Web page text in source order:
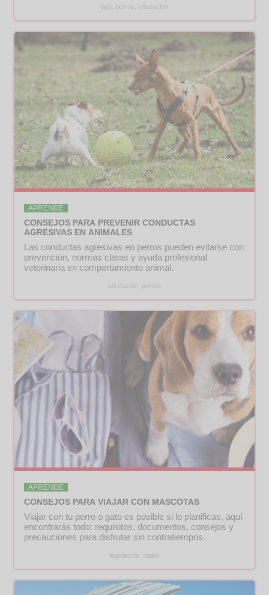
ppp, perros, educación
APRENDE
CONSEJOS PARA PREVENIR CONDUCTAS
AGRESIVAS EN ANIMALES
Las conductas agresivas en perros pueden evitarse con
prevención, normas claras y ayuda profesional
veterinaria en comportamiento animal.
educación, perros
APRENDE
CONSEJOS PARA VIAJAR CON MASCOTAS
Viajar con tu perro o gato es posible si lo planificas, aquí
encontrarás todo: requisitos, documentos, consejos y
precauciones para disfrutar sin contratiempos.
legislación, viajes